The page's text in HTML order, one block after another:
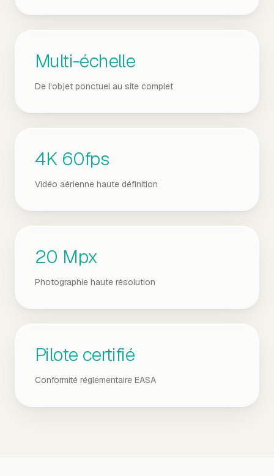
Multi-échelle
De l'objet ponctuel au site complet
4K 60fps
Vidéo aérienne haute définition
20 Mpx
Photographie haute résolution
Pilote certifié
Conformité réglementaire EASA